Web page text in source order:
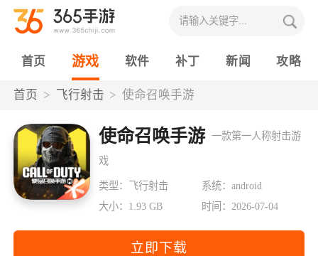
首页 游戏 软件 补丁 新闻 攻略
首页 飞行射击 使命召唤手游
使命召唤手游 一款第一人称射击游
戏
类型：飞行射击
系统：android
大小：1.93 GB
时间：2026-07-04
立即下载